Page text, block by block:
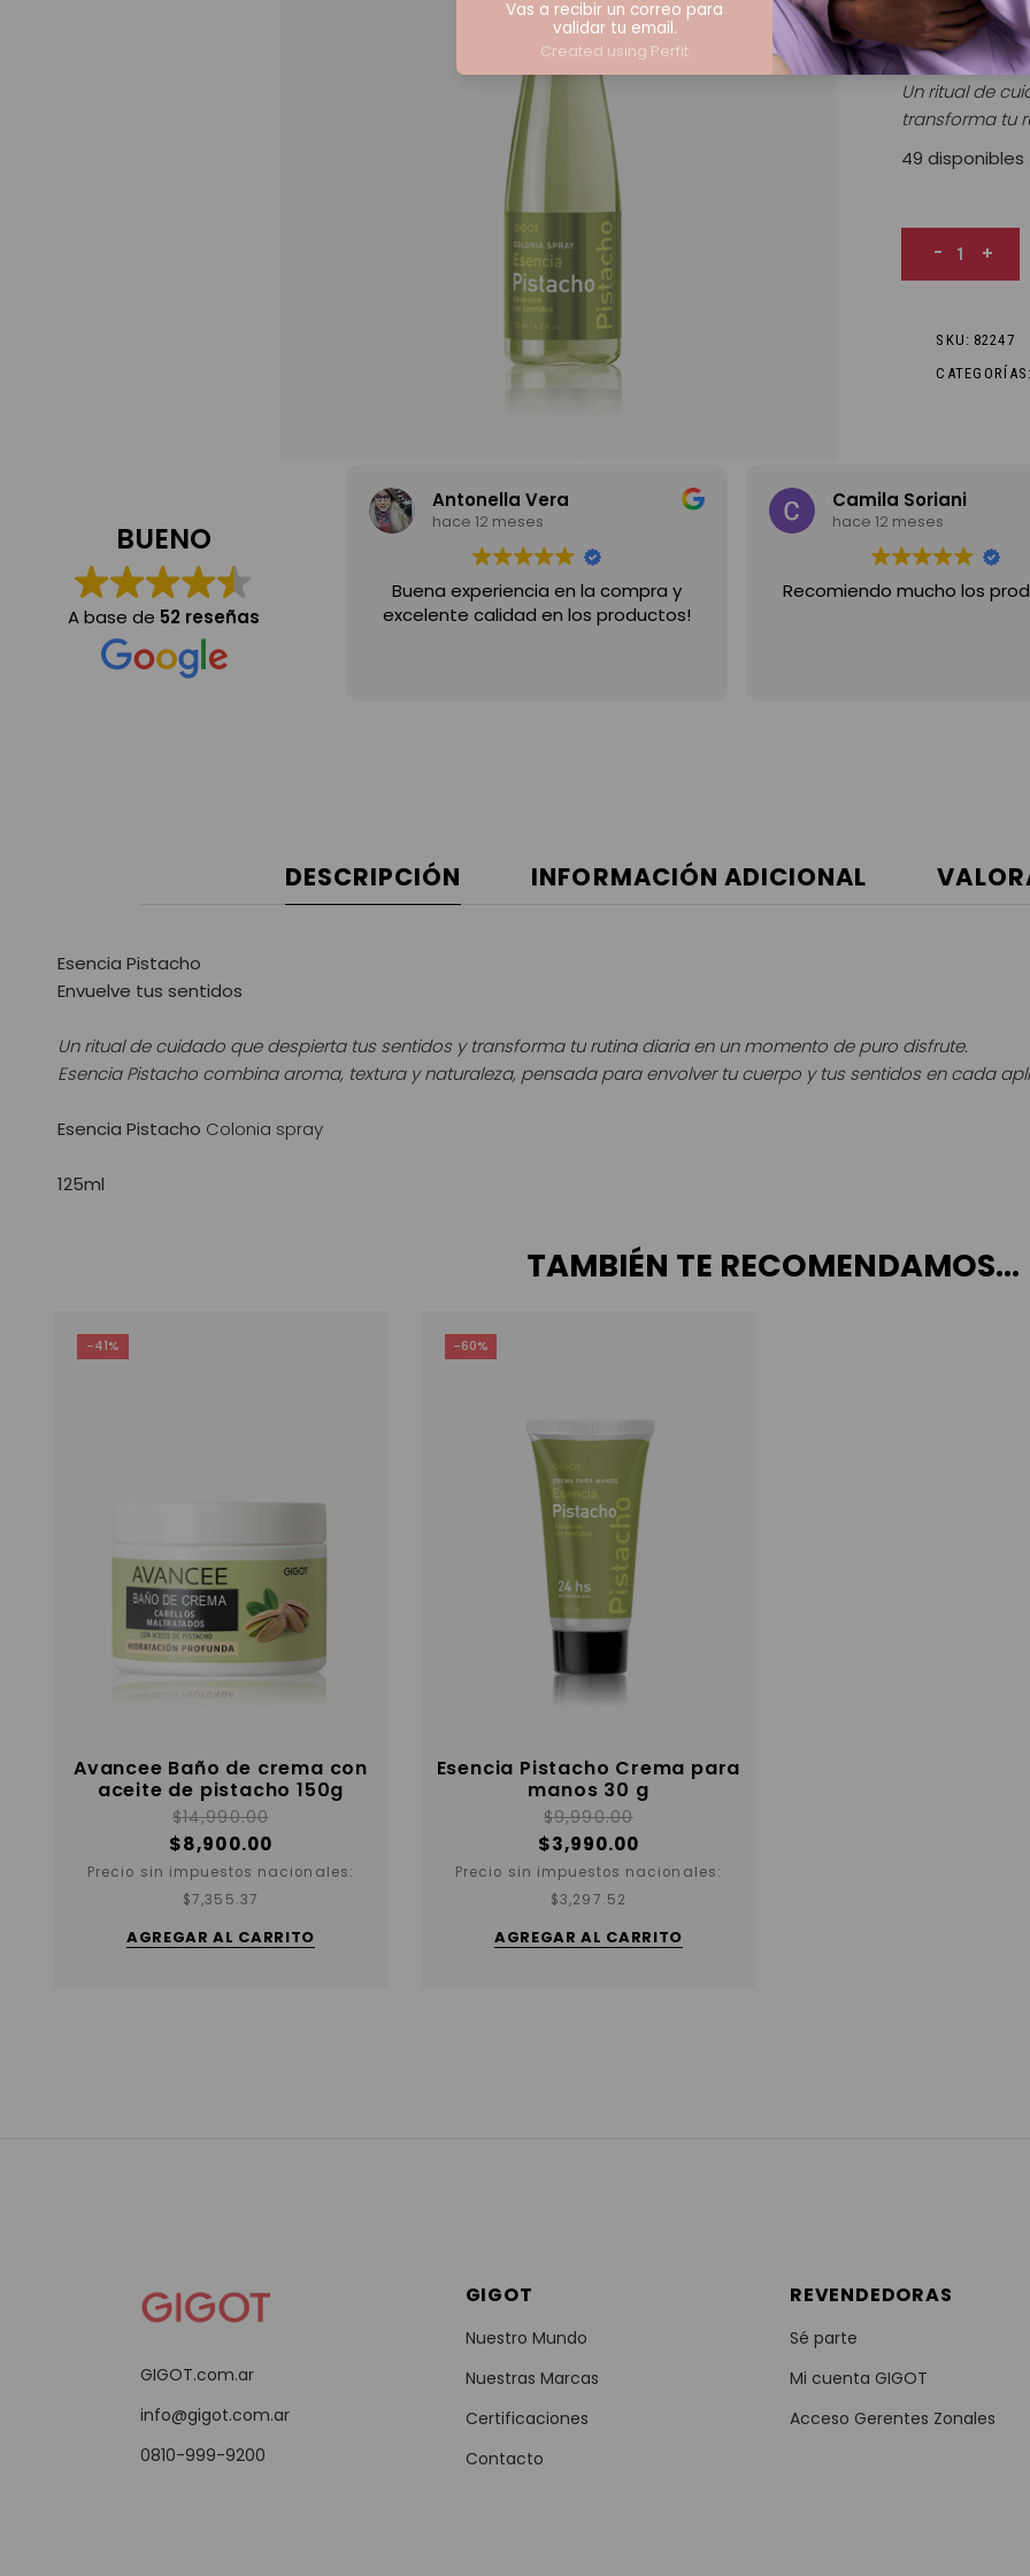
Envuelve tus
Un ritual de
transforma tu
49 disponibles
Esencia
- +
SKU: 82247
CATEGORÍAS:
BUENO
A base de 52 reseñas
experiencia en la compra y
calidad en los productos!
Camila Soriani
hace 12 meses
Recomiendo mucho los productos!!
Delfina Bolognese
hace 12 meses
Muy buenos precios y
DESCRIPCIÓN INFORMACIÓN ADICIONAL
Esencia Pistacho
Envuelve tus sentidos
Un ritual de cuidado que despierta tus sentidos y transforma tu rutina diaria en un momento de puro disfrute.
Esencia Pistacho combina aroma, textura y naturaleza, pensada para envolver tu cuerpo y tus sentidos en cada
Esencia Pistacho Colonia spray
125ml
TAMBIÉN TE RECOMENDAMOS…
-41%
Avancee Baño de crema con
aceite de pistacho 150g
$14,990.00
$8,900.00
Precio sin impuestos nacionales:
$7,355.37
AGREGAR AL CARRITO
-60%
Esencia Pistacho Crema para
manos 30 g
$9,990.00
$3,990.00
Precio sin impuestos nacionales:
$3,297.52
AGREGAR AL CARRITO
GIGOT.com.ar
info@gigot.com.ar
0810-999-9200
GIGOT
Nuestro Mundo
Nuestras Marcas
Certificaciones
Contacto
REVENDEDORAS
Sé parte
Mi cuenta GIGOT
Acceso Gerentes Zonales
Vas a recibir un correo para
validar tu email.
Created using Perfit